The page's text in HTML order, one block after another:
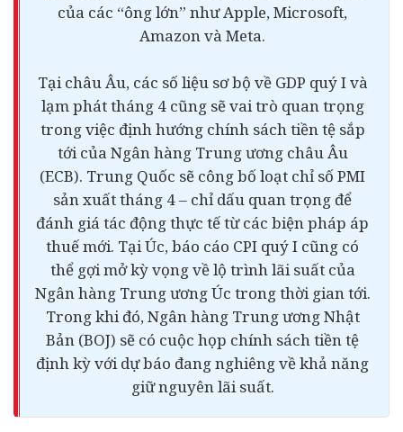
của các “ông lớn” như Apple, Microsoft,
Amazon và Meta.
Tại châu Âu, các số liệu sơ bộ về GDP quý I và
lạm phát tháng 4 cũng sẽ vai trò quan trọng
trong việc định hướng chính sách tiền tệ sắp
tới của Ngân hàng Trung ương châu Âu
(ECB). Trung Quốc sẽ công bố loạt chỉ số PMI
sản xuất tháng 4 – chỉ dấu quan trọng để
đánh giá tác động thực tế từ các biện pháp áp
thuế mới. Tại Úc, báo cáo CPI quý I cũng có
thể gợi mở kỳ vọng về lộ trình lãi suất của
Ngân hàng Trung ương Úc trong thời gian tới.
Trong khi đó, Ngân hàng Trung ương Nhật
Bản (BOJ) sẽ có cuộc họp chính sách tiền tệ
định kỳ với dự báo đang nghiêng về khả năng
giữ nguyên lãi suất.